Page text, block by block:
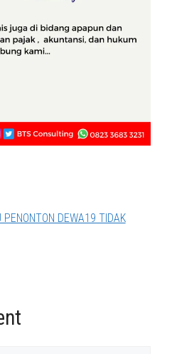
PENONTON DEWA19 TIDAK